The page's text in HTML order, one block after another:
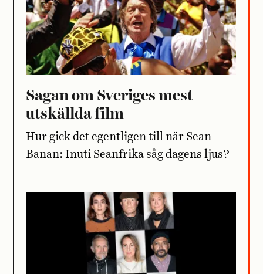
Sagan om Sveriges mest
utskällda film
Hur gick det egentligen till när Sean
Banan: Inuti Seanfrika såg dagens ljus?